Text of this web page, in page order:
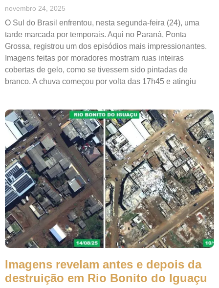
novembro 24, 2025
O Sul do Brasil enfrentou, nesta segunda-feira (24), uma
tarde marcada por temporais. Aqui no Paraná, Ponta
Grossa, registrou um dos episódios mais impressionantes.
Imagens feitas por moradores mostram ruas inteiras
cobertas de gelo, como se tivessem sido pintadas de
branco. A chuva começou por volta das 17h45 e atingiu
Imagens revelam antes e depois da
destruição em Rio Bonito do Iguaçu